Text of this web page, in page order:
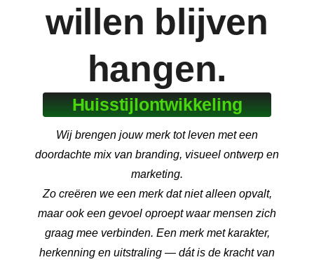
willen blijven
hangen.
Huisstijlontwikkeling
Wij brengen jouw merk tot leven met een
doordachte mix van branding, visueel ontwerp en
marketing.
Zo creëren we een merk dat niet alleen opvalt,
maar ook een gevoel oproept waar mensen zich
graag mee verbinden. Een merk met karakter,
herkenning en uitstraling — dát is de kracht van